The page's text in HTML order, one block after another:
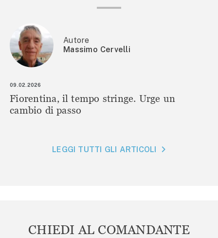
Autore
Massimo Cervelli
09.02.2026
Fiorentina, il tempo stringe. Urge un
cambio di passo
LEGGI TUTTI GLI ARTICOLI
CHIEDI AL COMANDANTE